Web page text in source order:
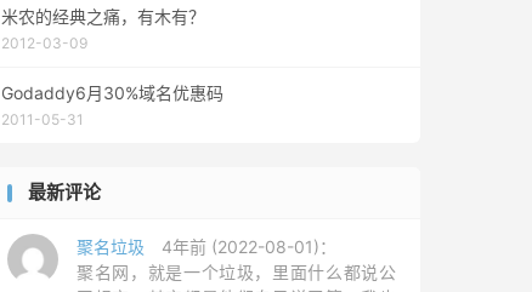
米农的经典之痛，有木有？
2012-03-09
Godaddy6月30%域名优惠码
2011-05-31
最新评论
聚名垃圾
4年前 (2022-08-01)：
聚名网，就是一个垃圾，里面什么都说公